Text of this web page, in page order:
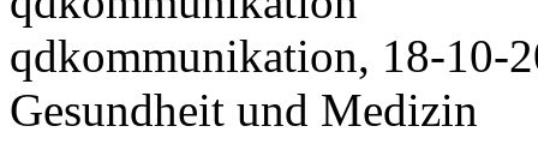
qdkommunikation, 18-10-
Gesundheit und Medizin